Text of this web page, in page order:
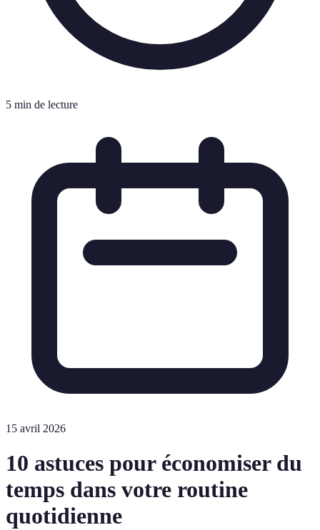
5 min de lecture
15 avril 2026
10 astuces pour économiser du
temps dans votre routine
quotidienne